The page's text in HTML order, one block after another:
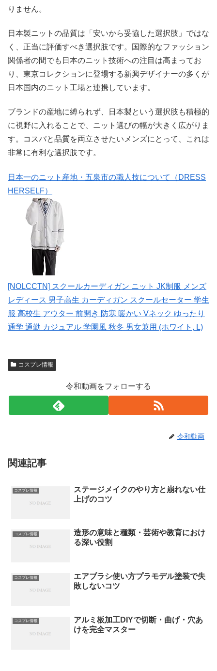
りません。
日本製ニットの品質は「安いから妥協した選択肢」ではな
く、正当に評価すべき選択肢です。国際的なファッション
関係者の間でも日本のニット技術への注目は高まってお
り、東京コレクションに登場する新興デザイナーの多くが
日本国内のニット工場と連携しています。
ブランドの産地に縛られず、日本製という選択肢も積極的
に視野に入れることで、ニット選びの幅が大きく広がりま
す。コスパと品質を両立させたいメンズにとって、これは
非常に有利な選択肢です。
日本一のニット産地・五泉市の職人技について（DRESS
HERSELF）
[NOLCCTN] スクールカーディガン ニット JK制服 メンズ
レディース 男子高生 カーディガン スクールセーター 学生
服 高校生 アウター 前開き 防寒 暖かい Vネック ゆったり
通学 通勤 カジュアル 学園風 秋冬 男女兼用 (ホワイト, L)
コスプレ情報
令和動画をフォローする
令和動画
関連記事
コスプレ情報
ステージメイクのやり方と崩れない仕
上げのコツ
コスプレ情報
造形の意味と種類・芸術や教育におけ
る深い役割
コスプレ情報
エアブラシ使い方プラモデル塗装で失
敗しないコツ
コスプレ情報
アルミ板加工DIYで切断・曲げ・穴あ
けを完全マスター